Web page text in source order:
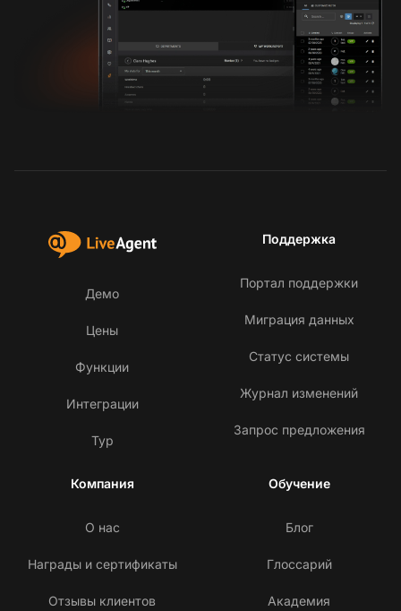
Демо
Цены
Функции
Интеграции
Тур
Поддержка
Портал поддержки
Миграция данных
Статус системы
Журнал изменений
Запрос предложения
Компания
О нас
Награды и сертификаты
Отзывы клиентов
Обучение
Блог
Глоссарий
Академия